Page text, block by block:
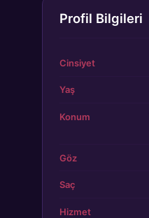
Profil Bilgileri
Cinsiyet
Yaş
Konum
Göz
Saç
Hizmet